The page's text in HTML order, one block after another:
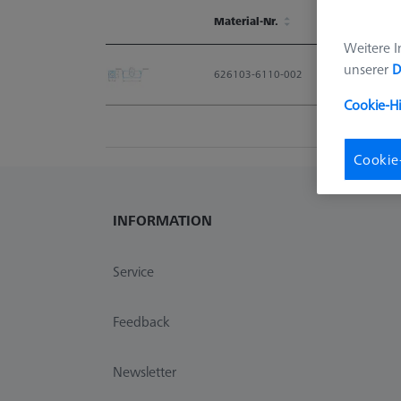
Material-Nr.
626103-6110-002
INFORMATION
Service
Feedback
Newsletter
Weitere
unserer
Cookie-